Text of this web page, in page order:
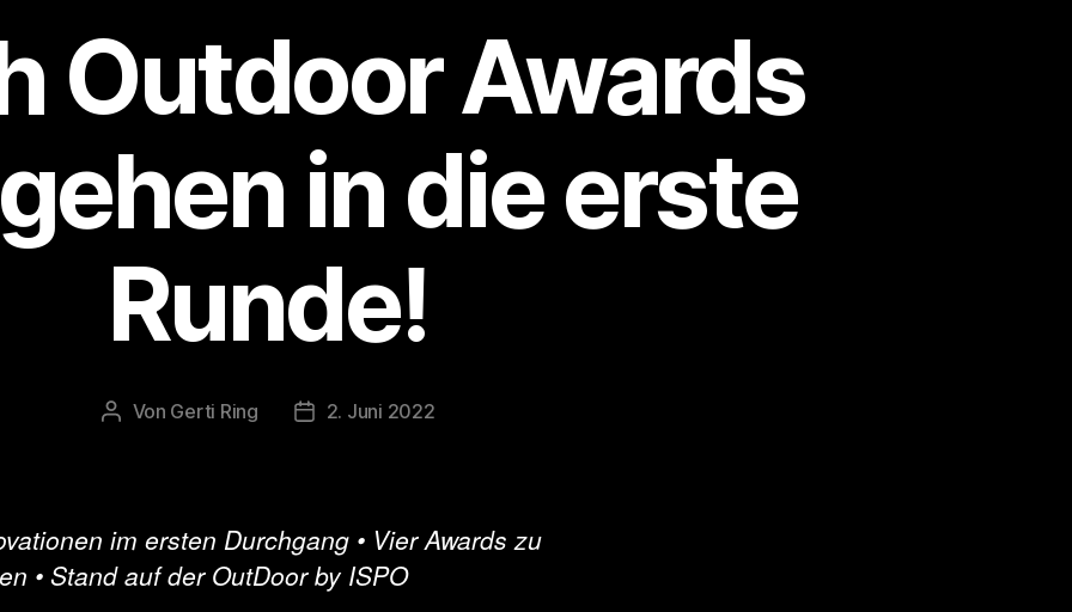
Outdoor Awards
in die erste
Runde!
Beitragsautor
Von Gerti Ring Veröffentlichungsdatum
2. Juni 2022
im ersten Durchgang • Vier Awards zu
• Stand auf der OutDoor by ISPO